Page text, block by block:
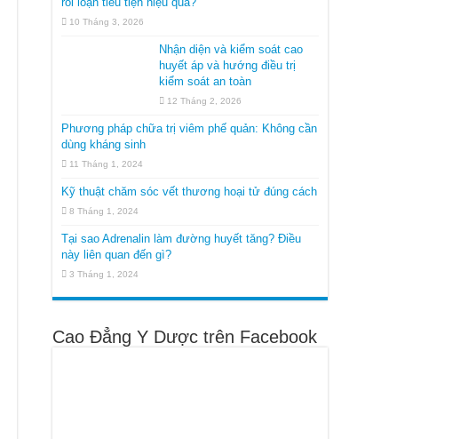
10 Tháng 3, 2026
Nhận diện và kiểm soát cao
huyết áp và hướng điều trị
kiểm soát an toàn
12 Tháng 2, 2026
Phương pháp chữa trị viêm phế quản: Không cần
dùng kháng sinh
11 Tháng 1, 2024
Kỹ thuật chăm sóc vết thương hoại tử đúng cách
8 Tháng 1, 2024
Tại sao Adrenalin làm đường huyết tăng? Điều
này liên quan đến gì?
3 Tháng 1, 2024
Cao Đẳng Y Dược trên Facebook